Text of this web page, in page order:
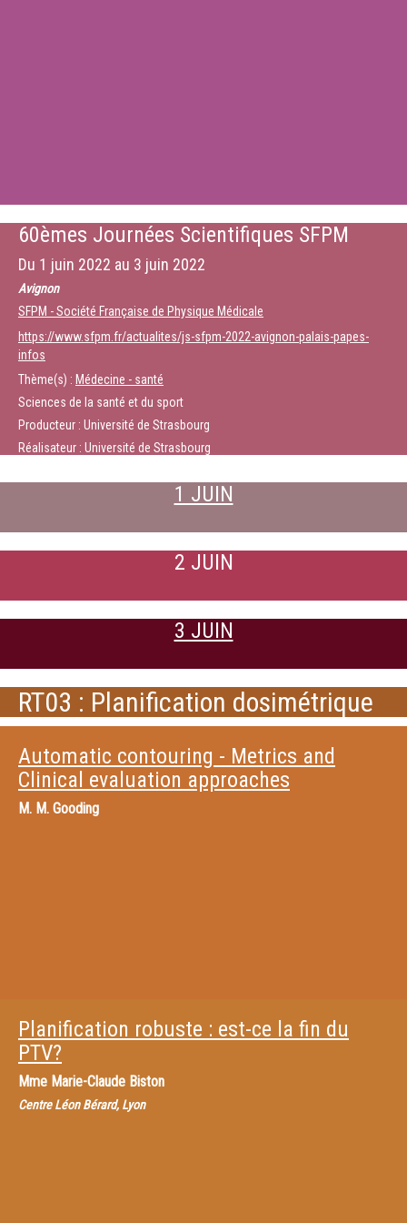
60èmes Journées Scientifiques SFPM
Du 1 juin 2022 au 3 juin 2022
Avignon
SFPM - Société Française de Physique Médicale
https://www.sfpm.fr/actualites/js-sfpm-2022-avignon-palais-papes-
infos
Thème(s) : Médecine - santé
Sciences de la santé et du sport
Producteur : Université de Strasbourg
Réalisateur : Université de Strasbourg
1 JUIN
2 JUIN
3 JUIN
RT03 : Planification dosimétrique
Automatic contouring - Metrics and
Clinical evaluation approaches
M. M. Gooding
Planification robuste : est-ce la fin du
PTV?
Mme Marie-Claude Biston
Centre Léon Bérard, Lyon